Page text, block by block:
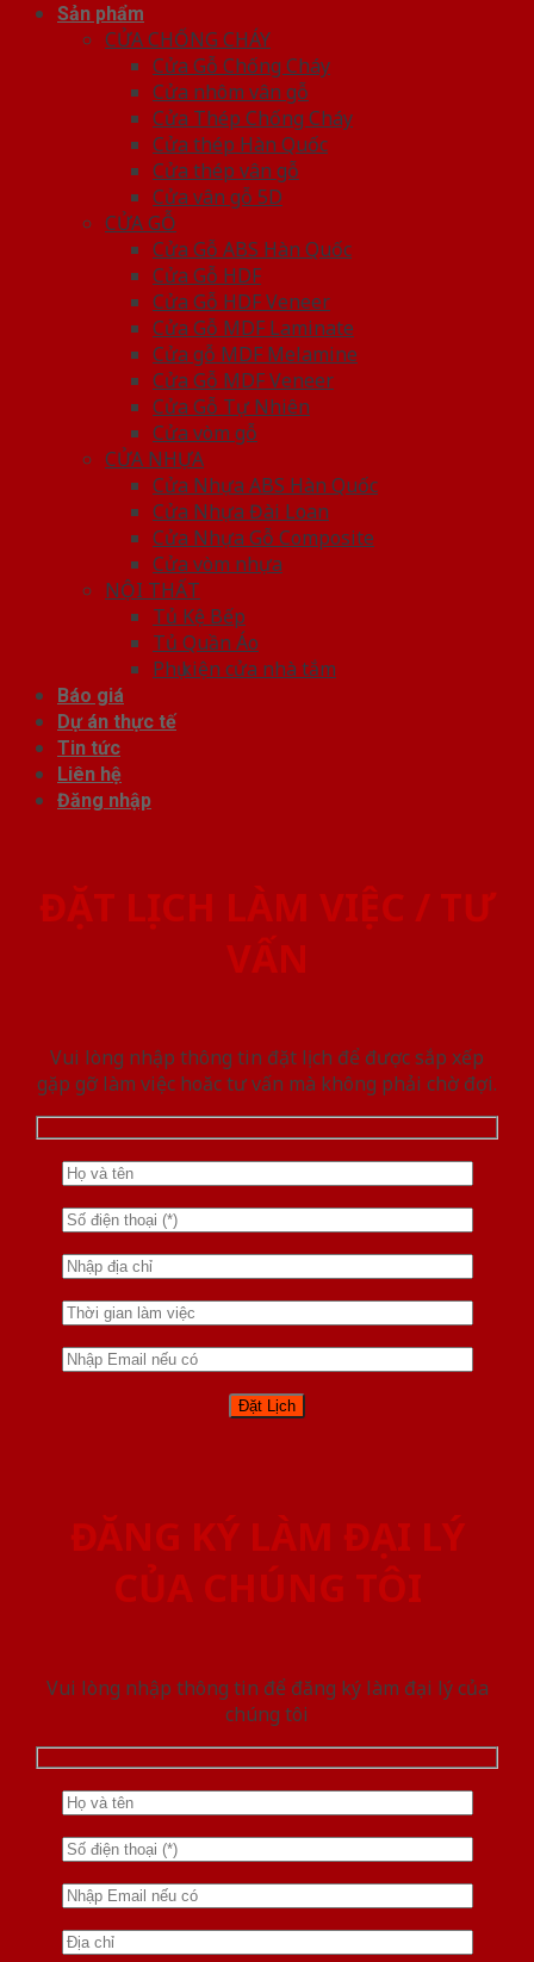
Sản phẩm
CỬA CHỐNG CHÁY
Cửa Gỗ Chống Cháy
Cửa nhôm vân gỗ
Cửa Thép Chống Cháy
Cửa thép Hàn Quốc
Cửa thép vân gỗ
Cửa vân gỗ 5D
CỬA GỖ
Cửa Gỗ ABS Hàn Quốc
Cửa Gỗ HDF
Cửa Gỗ HDF Veneer
Cửa Gỗ MDF Laminate
Cửa gỗ MDF Melamine
Cửa Gỗ MDF Veneer
Cửa Gỗ Tự Nhiên
Cửa vòm gỗ
CỬA NHỰA
Cửa Nhựa ABS Hàn Quốc
Cửa Nhựa Đài Loan
Cửa Nhựa Gỗ Composite
Cửa vòm nhựa
NỘI THẤT
Tủ Kệ Bếp
Tủ Quần Áo
Phụ kiện cửa nhà tắm
Báo giá
Dự án thực tế
Tin tức
Liên hệ
Đăng nhập
ĐẶT LỊCH LÀM VIỆC / TƯ
VẤN
Vui lòng nhập thông tin đặt lịch để được sắp xếp
gặp gỡ làm việc hoăc tư vấn mà không phải chờ đợi.
ĐĂNG KÝ LÀM ĐẠI LÝ
CỦA CHÚNG TÔI
Vui lòng nhập thông tin để đăng ký làm đại lý của
chúng tôi